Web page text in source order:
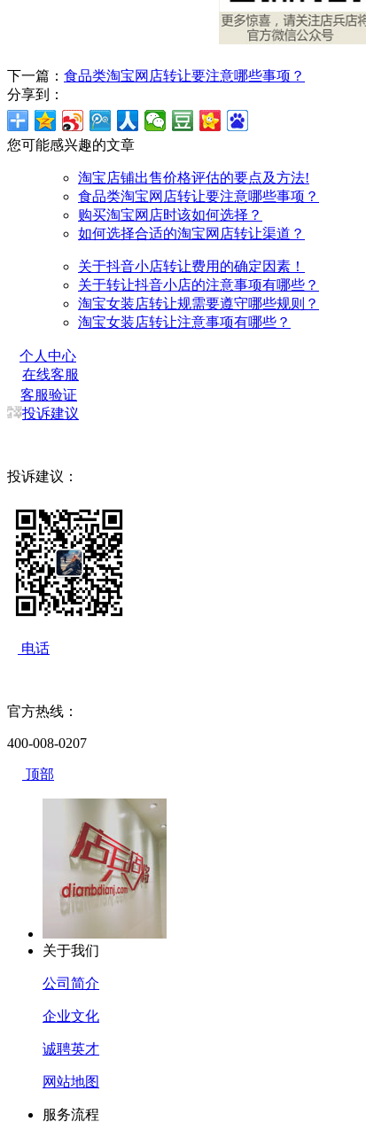
下一篇： 食品类淘宝网店转让要注意哪些事项？
分享到：
您可能感兴趣的文章
淘宝店铺出售价格评估的要点及方法!
食品类淘宝网店转让要注意哪些事项？
购买淘宝网店时该如何选择？
如何选择合适的淘宝网店转让渠道？
关于抖音小店转让费用的确定因素！
关于转让抖音小店的注意事项有哪些？
淘宝女装店转让规需要遵守哪些规则？
淘宝女装店转让注意事项有哪些？
个人中心
在线客服
客服验证
投诉建议
投诉建议：
电话
官方热线：
400-008-0207
顶部
关于我们
公司简介
企业文化
诚聘英才
网站地图
服务流程